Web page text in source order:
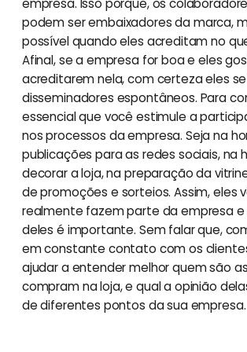
empresa. Isso porque, os
podem ser embaixadores da marca,
possível quando eles acreditam no
Afinal, se a empresa for boa e eles
acreditarem nela, com certeza eles
disseminadores espontâneos. Para
essencial que você estimule a
nos processos da empresa. Seja na
publicações para as redes sociais, na
decorar a loja, na preparação da
de promoções e sorteios. Assim, eles
realmente fazem parte da empresa e
deles é importante. Sem falar que,
em constante contato com os
ajudar a entender melhor quem são
compram na loja, e qual a opinião
de diferentes pontos da sua empresa.